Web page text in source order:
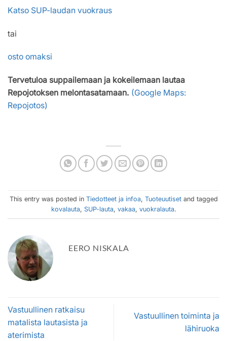
Katso SUP-laudan vuokraus
tai
osto omaksi
Tervetuloa suppailemaan ja kokeilemaan lautaa
Repojotoksen melontasatamaan. (Google Maps:
Repojotos)
This entry was posted in Tiedotteet ja infoa, Tuoteuutisetand tagged
kovalauta, SUP-lauta, vakaa, vuokralauta.
EERO NISKALA
Vastuullinen ratkaisu
matalista lautasista ja
aterimista
Vastuullinen toiminta ja
lähiruoka